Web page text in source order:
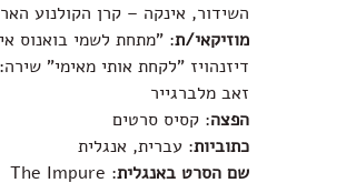
השידור, אינקה – קרן הקולנוע
מוזיקאי/ת: "מתחת לשמי בואנוס
דיזנהויז "לקחת אותי מאימי"
זאב מלברגייר
הפצה: קסיס סרטים
כתוביות: עברית, אנגלית
שם הסרט באנגלית:
The Impure